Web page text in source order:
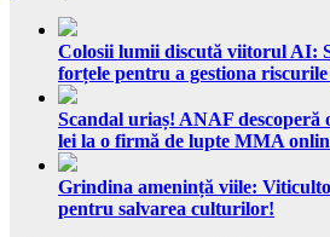
Colosii lumii discută viitorul AI:
forțele pentru a gestiona
Scandal uriaș! ANAF descoperă
lei la o firmă de lupte MMA
Grindina amenință viile:
pentru salvarea culturilor!